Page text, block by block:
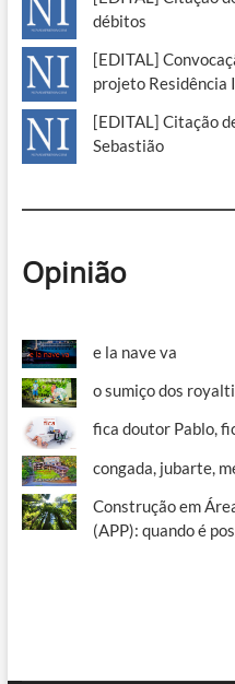
débitos
[EDITAL]
projeto Residência
[EDITAL] Citação
Sebastião
Opinião
e la nave va
o sumiço dos
fica doutor Pablo,
congada, jubarte,
Construção em
(APP): quando é